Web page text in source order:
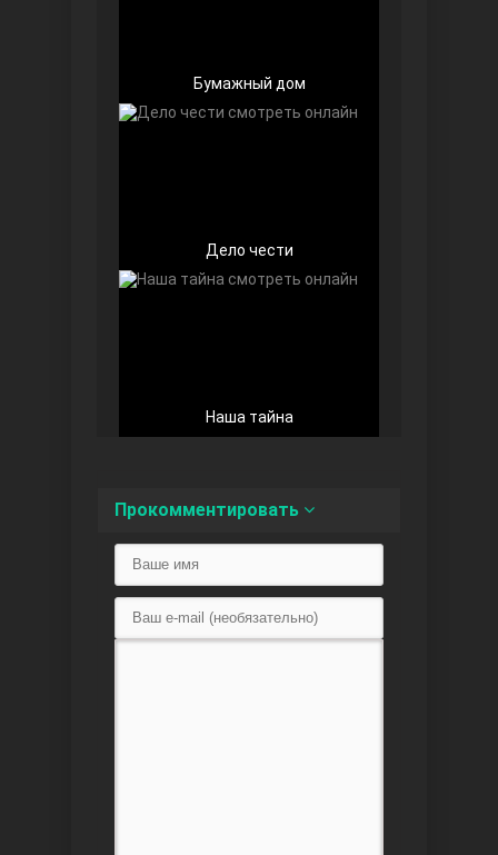
Игра судьбы
Бумажный дом
Дело чести
Наша тайна
Прокомментировать